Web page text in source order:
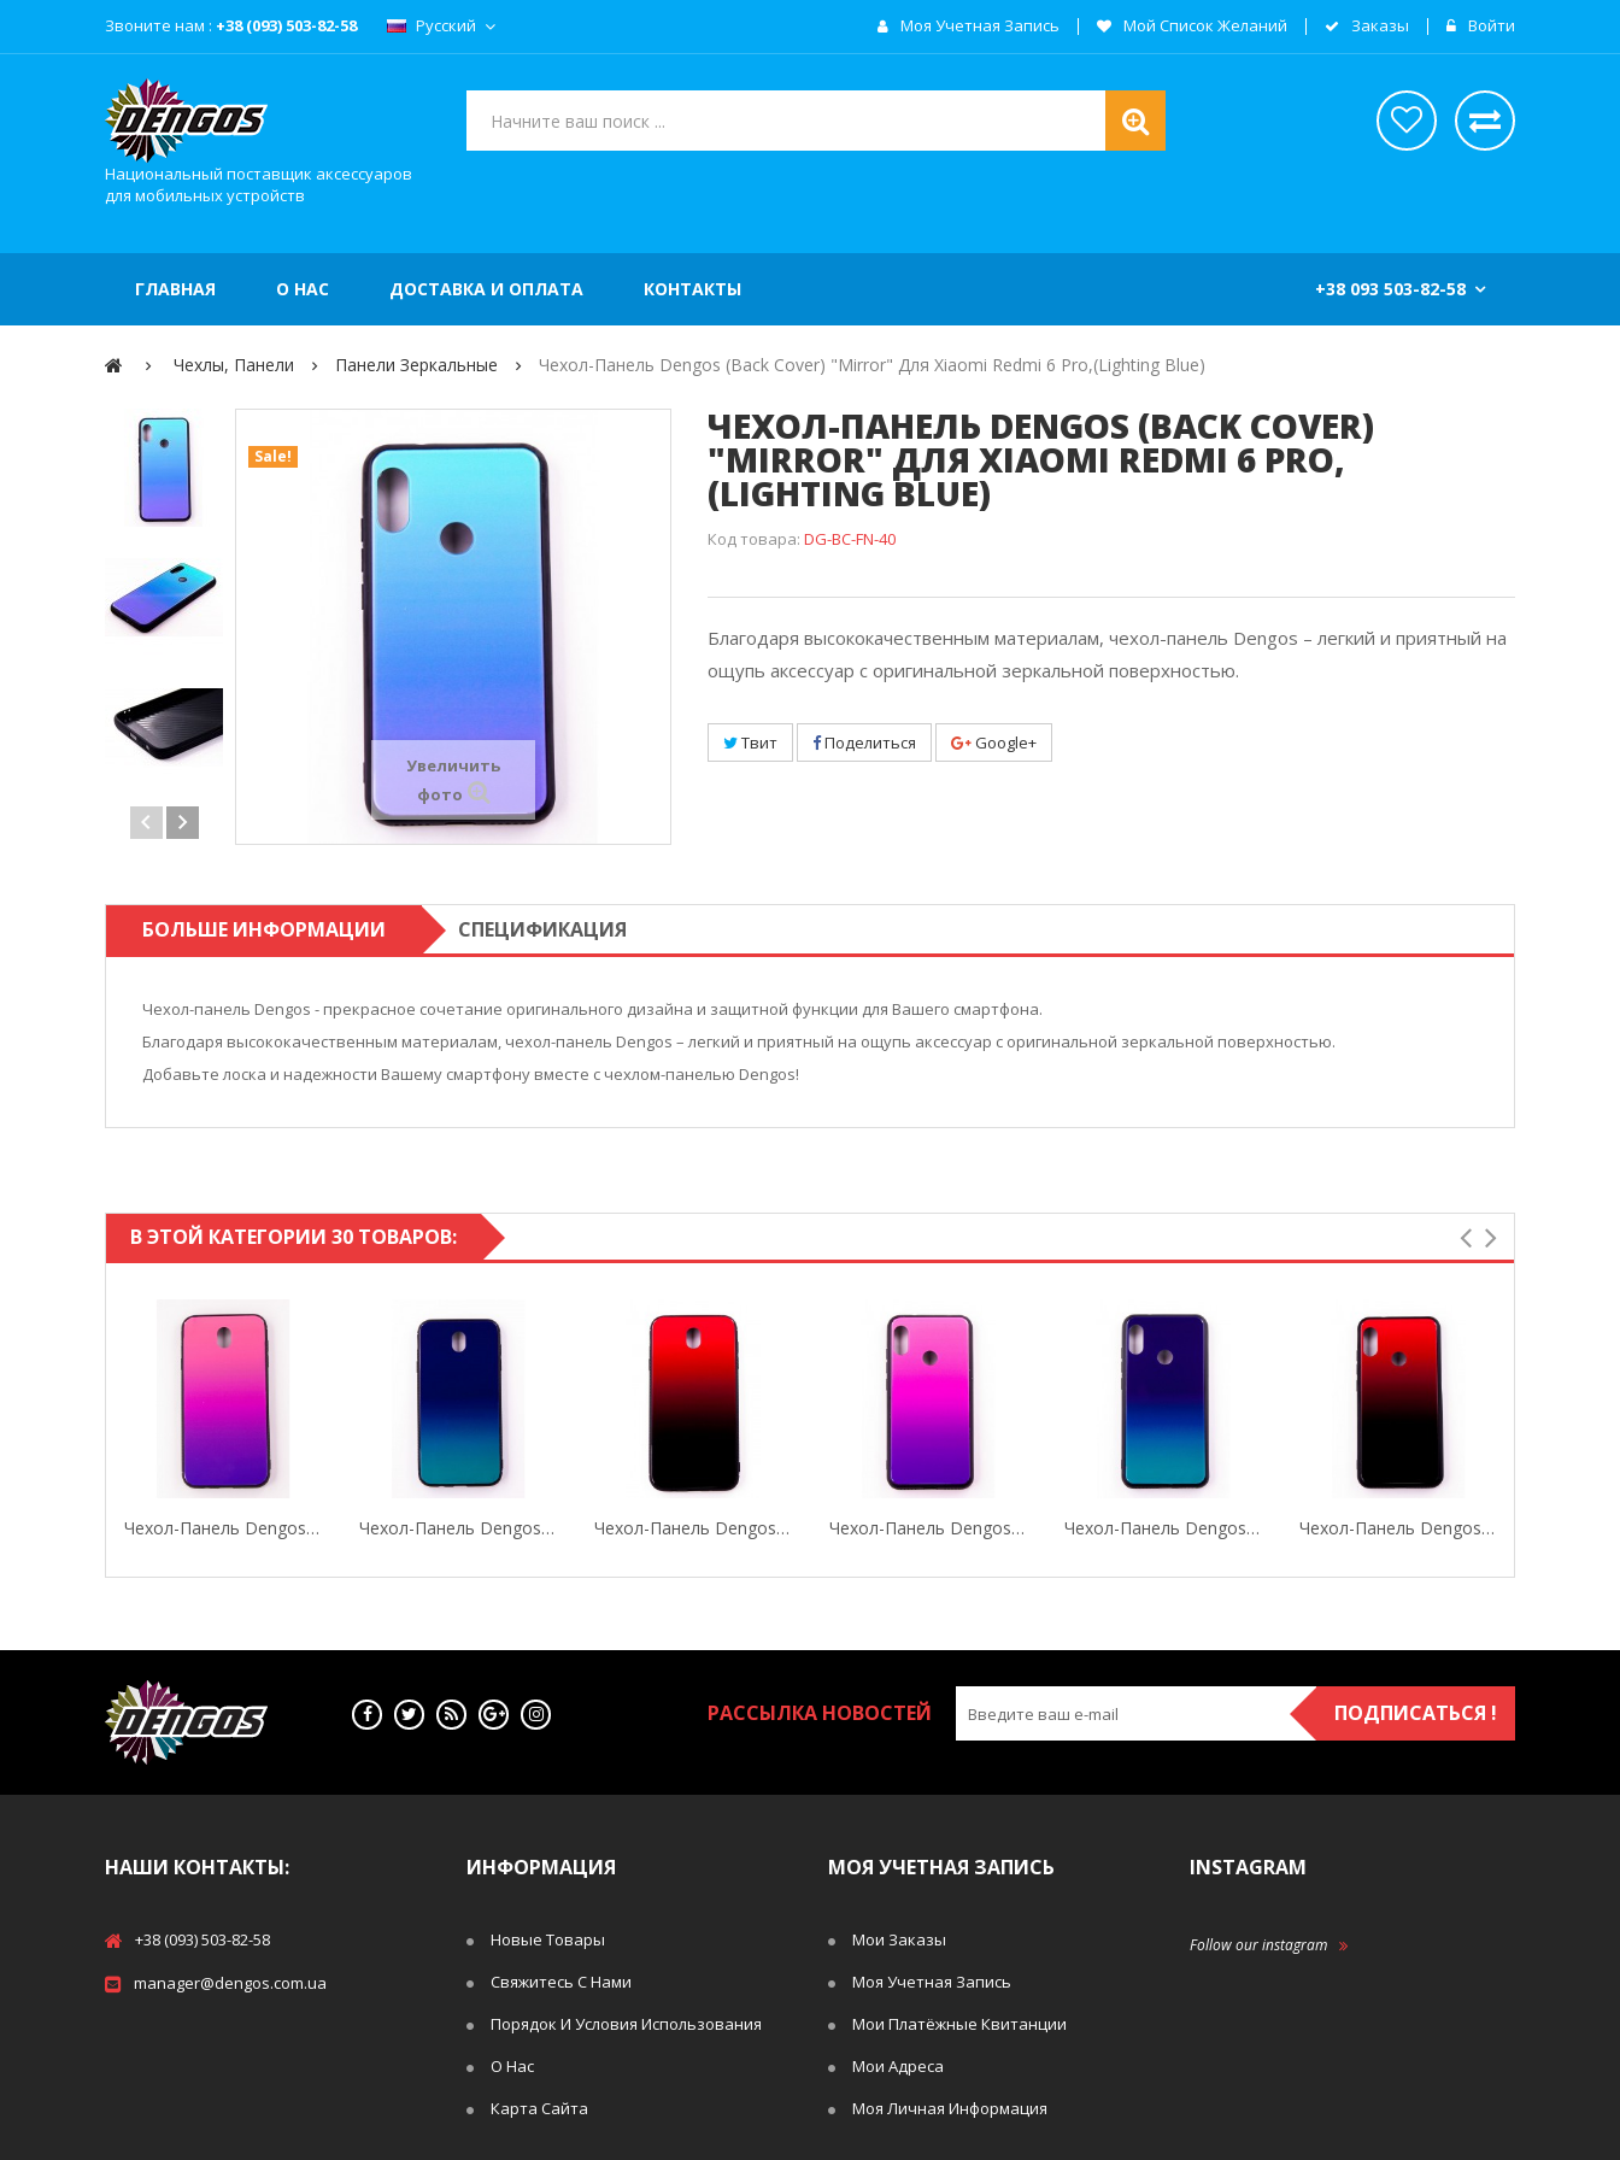
Звоните нам : +38 (093) 503-82-58 Моя Учетная Запись Мой Список Желаний Заказы Войти
Русский
Национальный поставщик аксессуаров
для мобильных устройств
ГЛАВНАЯ О НАС ДОСТАВКА И ОПЛАТА КОНТАКТЫ +38 093 503-82-58
Чехлы, Панели Панели Зеркальные Чехол-Панель Dengos (Back Cover) "Mirror" Для Xiaomi Redmi 6 Pro,(Lighting Blue)
Sale!
Увеличить
фото
ЧЕХОЛ-ПАНЕЛЬ DENGOS (BACK COVER)
"MIRROR" ДЛЯ XIAOMI REDMI 6 PRO,
(LIGHTING BLUE)
Код товара: DG-BC-FN-40
Благодаря высококачественным материалам, чехол-панель Dengos – легкий и приятный на
ощупь аксессуар с оригинальной зеркальной поверхностью.
Твит Поделиться Google+
БОЛЬШЕ ИНФОРМАЦИИ СПЕЦИФИКАЦИЯ
Чехол-панель Dengos - прекрасное сочетание оригинального дизайна и защитной функции для Вашего смартфона.
Благодаря высококачественным материалам, чехол-панель Dengos – легкий и приятный на ощупь аксессуар с оригинальной зеркальной поверхностью.
Добавьте лоска и надежности Вашему смартфону вместе с чехлом-панелью Dengos!
В ЭТОЙ КАТЕГОРИИ 30 ТОВАРОВ:
Чехол-Панель Dengos (Back Cover) "Mirror" Для... Чехол-Панель Dengos (Back Cover) "Mirror" Для... Чехол-Панель Dengos (Back Cover) "Mirror" Для... Чехол-Панель Dengos (Back Cover) "Mirror" Для... Чехол-Панель Dengos (Back Cover) "Mirror" Для... Чехол-Панель Dengos (Back Cover) "Mirror" Для...
РАССЫЛКА НОВОСТЕЙ ПОДПИСАТЬСЯ !
НАШИ КОНТАКТЫ:
+38 (093) 503-82-58
manager@dengos.com.ua
ИНФОРМАЦИЯ
Новые Товары
Свяжитесь С Нами
Порядок И Условия Использования
О Нас
Карта Сайта
МОЯ УЧЕТНАЯ ЗАПИСЬ
Мои Заказы
Моя Учетная Запись
Мои Платёжные Квитанции
Мои Адреса
Моя Личная Информация
INSTAGRAM
Follow our instagram